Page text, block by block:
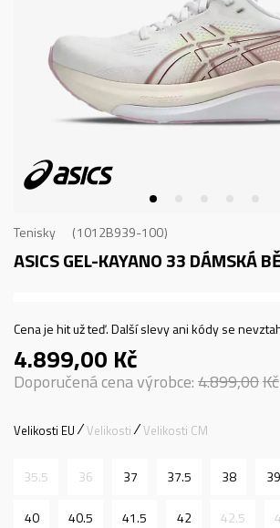
Tenisky 1012B939-100
ASICS GEL-KAYANO 33DÁMSKÁ
Cena je hit už teď. Další slevy ani kódy se
4.899,00 Kč
Doporučená cena výrobce:4.899,00Kč
Velikosti EU Velikosti Velikosti CM
35.5 36 37 37.5 38 39
40 40.5 41.5 42 42.5